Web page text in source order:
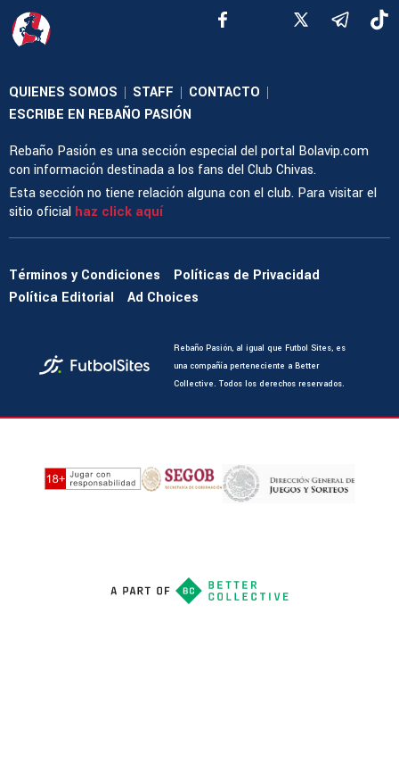
QUIENES SOMOS | STAFF | CONTACTO |
ESCRIBE EN REBAÑO PASIÓN
Rebaño Pasión es una sección especial del portal Bolavip.com
con información destinada a los fans del Club Chivas.
Esta sección no tiene relación alguna con el club. Para visitar el
sitio oficial haz click aquí
Términos y Condiciones
Políticas de Privacidad
Política Editorial
Ad Choices
Rebaño Pasión, al igual que Futbol Sites, es
una compañía perteneciente a Better
Collective. Todos los derechos reservados.